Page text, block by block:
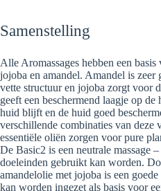
Samenstelling
Alle Aromassages hebben een
jojoba en amandel. Amandel is zeer
vette structuur en jojoba zorgt voor
geeft een beschermend laagje op
huid blijft en de huid goed
verschillende combinaties van deze
essentiële oliën zorgen voor pure
De Basic2 is een neutrale massage
doeleinden gebruikt kan worden.
amandelolie met jojoba is een
kan worden ingezet als basis voor